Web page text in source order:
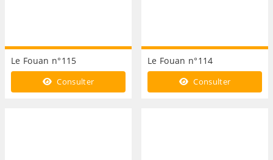
Le Fouan n°115
Consulter
Le Fouan n°114
Consulter